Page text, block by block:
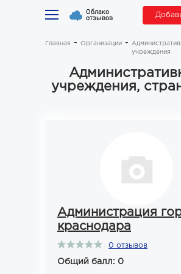
Облако
отзывов
Главная Организации
учреждения
учреждения,
Администрация
краснодара
0 отзывов
Общий балл: 0